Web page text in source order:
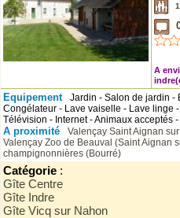
A
Equipement
Jardin - Salon de jardin -
Congélateur - Lave vaiselle - Lave linge
Télévision - Internet - Animaux acceptés
A proximité Valençay Saint Aignan
Valençay Zoo de Beauval (Saint Aignan
champignonnières (Bourré)
Catégorie :
Gîte Centre
Gîte Indre
Gîte Vicq sur Nahon